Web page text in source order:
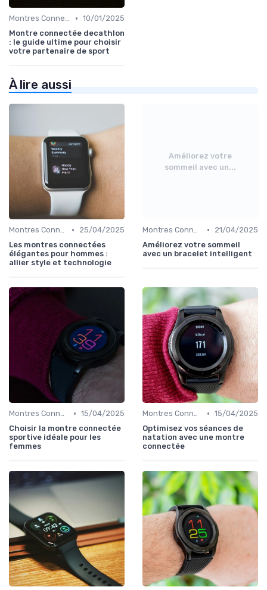
Montres Connectées pour le Sport • 10/01/2025
Montre connectée decathlon
: le guide ultime pour choisir
votre partenaire de sport
À lire aussi
Montres Connectées de Luxe •
25/04/2025
Les montres connectées
élégantes pour hommes :
allier style et technologie
Améliorez votre
sommeil avec un...
Montres Connectées pour le Bien-être •
21/04/2025
Améliorez votre sommeil
avec un bracelet intelligent
Montres Connectées pour le Sport • 15/04/2025
Choisir la montre connectée
sportive idéale pour les
femmes
Montres Connectées pour le Sport • 15/04/2025
Optimisez vos séances de
natation avec une montre
connectée